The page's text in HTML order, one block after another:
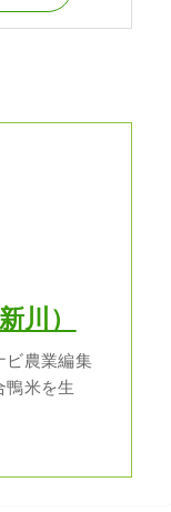
川）
ビ農業編集
鴨米を生